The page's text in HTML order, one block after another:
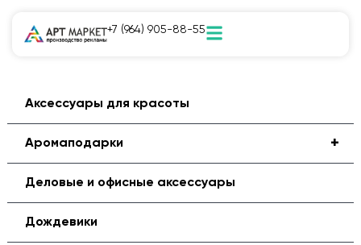
+7 (964) 905-88-55
Аксессуары для красоты
+
Аромаподарки
Деловые и офисные аксессуары
Дождевики